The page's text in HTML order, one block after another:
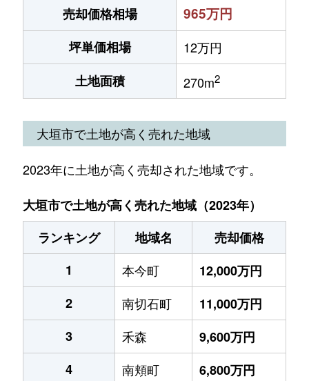
売却価格相場
965万円
坪単価相場
12万円
土地面積
270m2
大垣市で土地が高く売れた地域
2023年に土地が高く売却された地域です。
大垣市で土地が高く売れた地域（2023年）
ランキング
地域名
売却価格
1
本今町
12,000万円
2
南切石町
11,000万円
3
禾森
9,600万円
4
南頬町
6,800万円